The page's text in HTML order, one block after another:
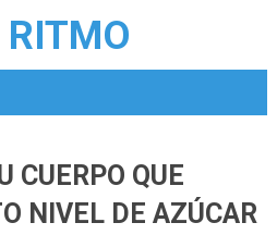
CUERPO QUE
NIVEL DE AZÚCAR